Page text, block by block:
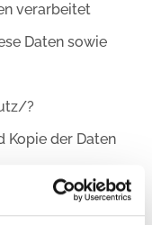
verarbeitet
Daten sowie
?
Kopie der Daten